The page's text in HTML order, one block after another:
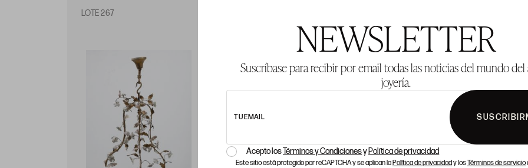
NEWSLETTER
Suscríbase para recibir por email todas las noticias del mundo
joyería.
TU EMAIL
Acepto losTérminos y Condicionesy Política de privacidad
Este sitio está protegido por reCAPTCHA y se aplican laPolítica de privacidady losTérminos de servicio
LOTE 267